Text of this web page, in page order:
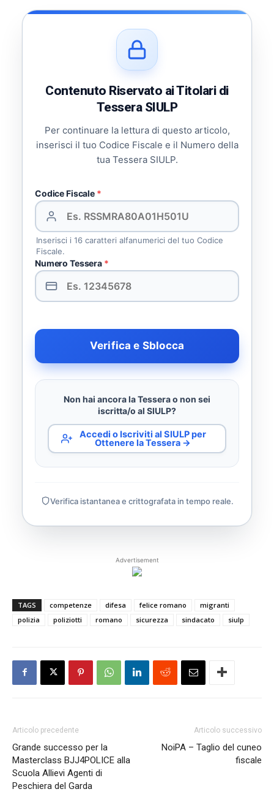
Contenuto Riservato ai Titolari di
Tessera SIULP
Per continuare la lettura di questo articolo,
inserisci il tuo Codice Fiscale e il Numero della
tua Tessera SIULP.
Codice Fiscale *
Inserisci i 16 caratteri alfanumerici del tuo Codice
Fiscale.
Numero Tessera *
Verifica e Sblocca
Non hai ancora la Tessera o non sei
iscritta/o al SIULP?
Accedi o Iscriviti al SIULP per
Ottenere la Tessera →
Verifica istantanea e crittografata in tempo reale.
Advertisement
TAGS competenze difesa felice romano
migranti
polizia
poliziotti romano sicurezza sindacato siulp
Articolo precedente
Grande successo per la
Masterclass BJJ4POLICE alla
Scuola Allievi Agenti di
Peschiera del Garda
Articolo successivo
NoiPA – Taglio del cuneo
fiscale